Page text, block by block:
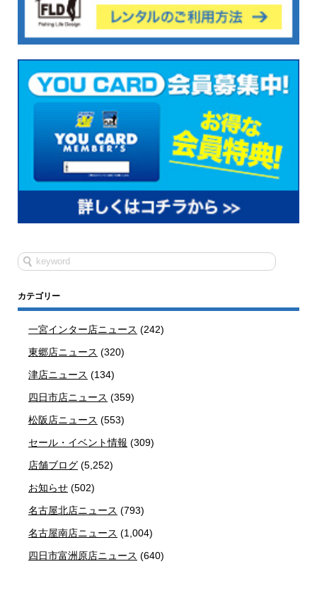
カテゴリー
一宮インター店ニュース (242)
東郷店ニュース (320)
津店ニュース (134)
四日市店ニュース (359)
松阪店ニュース (553)
セール・イベント情報 (309)
店舗ブログ (5,252)
お知らせ (502)
名古屋北店ニュース (793)
名古屋南店ニュース (1,004)
四日市富洲原店ニュース (640)